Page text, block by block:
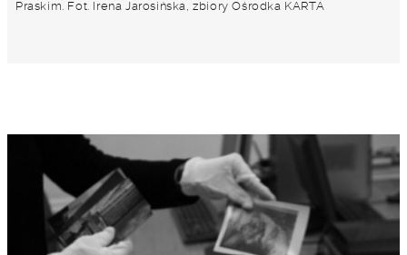
Praskim. Fot. Irena Jarosińska, zbiory Ośrodka KARTA